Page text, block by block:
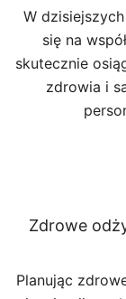
W
się na
skutecznie
zdrowia i
Zdrowe
Planując